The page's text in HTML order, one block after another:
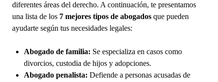
diferentes áreas del derecho. A continuación, te presentamos
una lista de los 7 mejores tipos de abogadosque pueden
ayudarte según tus necesidades legales:
Abogado de familia: Se especializa en casos como
divorcios, custodia de hijos y adopciones.
Abogado penalista: Defiende a personas acusadas de